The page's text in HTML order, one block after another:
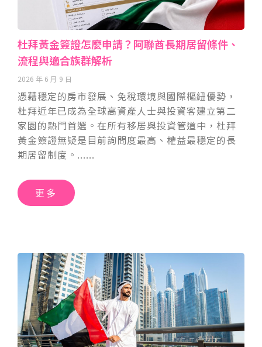
杜拜黃金簽證怎麼申請？阿聯酋長期居留條件、
流程與適合族群解析
2026 年 6 月 9 日
憑藉穩定的房市發展、免稅環境與國際樞紐優勢，
杜拜近年已成為全球高資產人士與投資客建立第二
家園的熱門首選。在所有移居與投資管道中，杜拜
黃金簽證無疑是目前詢問度最高、權益最穩定的長
期居留制度。
更多